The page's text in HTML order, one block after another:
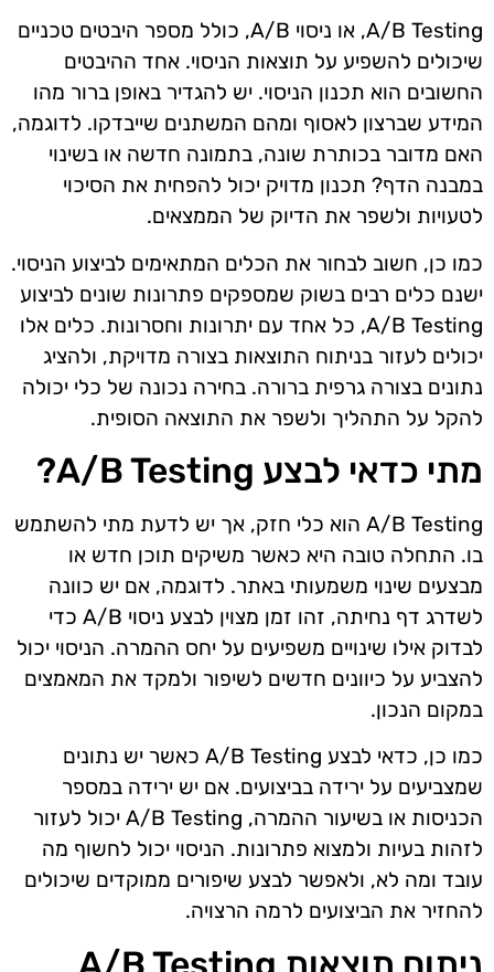
A/B Testing, או ניסוי A/B, כולל מספר היבטים טכניים
שיכולים להשפיע על תוצאות הניסוי. אחד ההיבטים
החשובים הוא תכנון הניסוי. יש להגדיר באופן ברור מהו
המידע שברצון לאסוף ומהם המשתנים שייבדקו. לדוגמה,
האם מדובר בכותרת שונה, בתמונה חדשה או בשינוי
במבנה הדף? תכנון מדויק יכול להפחית את הסיכוי
לטעויות ולשפר את הדיוק של הממצאים.
כמו כן, חשוב לבחור את הכלים המתאימים לביצוע הניסוי.
ישנם כלים רבים בשוק שמספקים פתרונות שונים לביצוע
A/B Testing, כל אחד עם יתרונות וחסרונות. כלים אלו
יכולים לעזור בניתוח התוצאות בצורה מדויקת, ולהציג
נתונים בצורה גרפית ברורה. בחירה נכונה של כלי יכולה
להקל על התהליך ולשפר את התוצאה הסופית.
מתי כדאי לבצע A/B Testing?
A/B Testing הוא כלי חזק, אך יש לדעת מתי להשתמש
בו. התחלה טובה היא כאשר משיקים תוכן חדש או
מבצעים שינוי משמעותי באתר. לדוגמה, אם יש כוונה
לשדרג דף נחיתה, זהו זמן מצוין לבצע ניסוי A/B כדי
לבדוק אילו שינויים משפיעים על יחס ההמרה. הניסוי יכול
להצביע על כיוונים חדשים לשיפור ולמקד את המאמצים
במקום הנכון.
כמו כן, כדאי לבצע A/B Testing כאשר יש נתונים
שמצביעים על ירידה בביצועים. אם יש ירידה במספר
הכניסות או בשיעור ההמרה, A/B Testing יכול לעזור
לזהות בעיות ולמצוא פתרונות. הניסוי יכול לחשוף מה
עובד ומה לא, ולאפשר לבצע שיפורים ממוקדים שיכולים
להחזיר את הביצועים לרמה הרצויה.